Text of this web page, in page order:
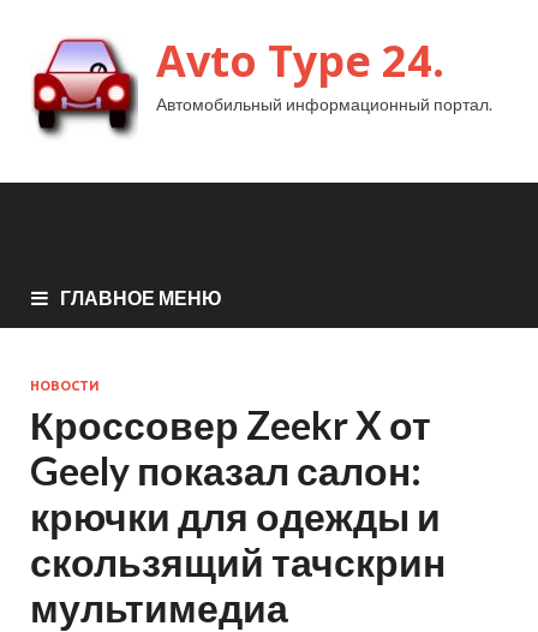
Avto Type 24.
Автомобильный информационный портал.
ГЛАВНОЕ МЕНЮ
НОВОСТИ
Кроссовер Zeekr X от
Geely показал салон:
крючки для одежды и
скользящий тачскрин
мультимедиа